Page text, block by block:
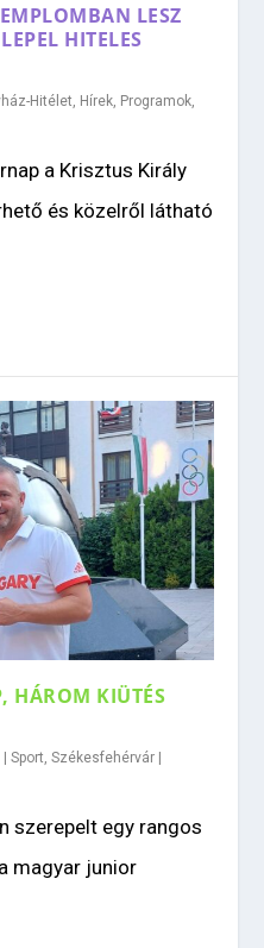
LESZ
HITELES
Hitélet Hírek Programok
a Krisztus Király
és közelről látható
HÁROM KIÜTÉS
|Sport ,Székesfehérvár |
szerepelt egy rangos
magyar junior